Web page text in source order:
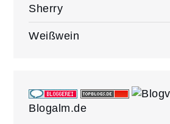
Sherry
Weißwein
Blogalm.de